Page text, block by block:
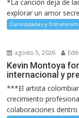
*La canción deja de
explorar un amor
Curiosidades y
agosto 5, 2026
Kevin Montoya
internacional y
***El artista
crecimiento
colaboraciones dentro